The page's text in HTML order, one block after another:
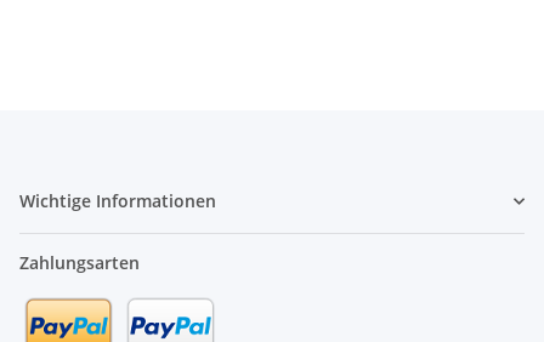
Wichtige Informationen
Zahlungsarten